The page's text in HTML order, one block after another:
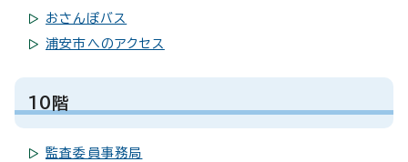
おさんぽバス
浦安市へのアクセス
10階
監査委員事務局